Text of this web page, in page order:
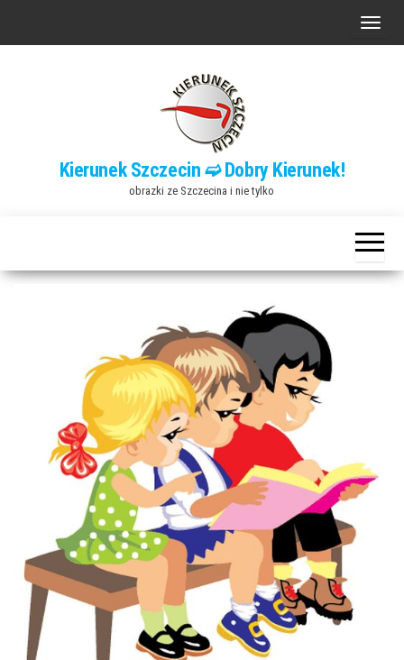
P
n
a
w
Kierunek Szczecin ➫ Dobry Kierunek!
obrazki ze Szczecina i nie tylko